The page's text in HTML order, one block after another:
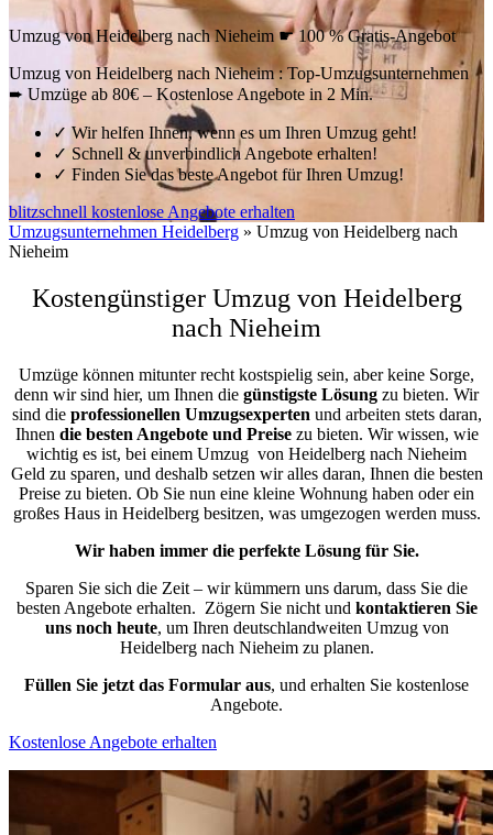
Umzug von Heidelberg nach Nieheim ☛ 100 % Gratis-Angebot
Umzug von Heidelberg nach Nieheim : Top-Umzugsunternehmen
➨ Umzüge ab 80€ – Kostenlose Angebote in 2 Min.
✓ Wir helfen Ihnen, wenn es um Ihren Umzug geht!
✓Schnell & unverbindlich Angebote erhalten!
✓ Finden Sie das beste Angebot für Ihren Umzug!
blitzschnell kostenlose Angebote erhalten
Umzugsunternehmen Heidelberg » Umzug von Heidelberg nach
Nieheim
Kostengünstiger Umzug von Heidelberg
nach Nieheim
Umzüge können mitunter recht kostspielig sein, aber keine Sorge,
denn wir sind hier, um Ihnen die günstigste Lösung zu bieten. Wir
sind die professionellen Umzugsexperten und arbeiten stets daran,
Ihnen die besten Angebote und Preisezu bieten. Wir wissen, wie
wichtig es ist, bei einem Umzug von Heidelberg nach Nieheim
Geld zu sparen, und deshalb setzen wir alles daran, Ihnen die besten
Preise zu bieten. Ob Sie nun eine kleine Wohnung haben oder ein
großes Haus in Heidelberg besitzen, was umgezogen werden muss.
Wir haben immer die perfekte Lösung für Sie.
Sparen Sie sich die Zeit – wir kümmern uns darum, dass Sie die
besten Angebote erhalten. Zögern Sie nicht und kontaktieren Sie
uns noch heute, um Ihren deutschlandweiten Umzug von
Heidelberg nach Nieheim zu planen.
Füllen Sie jetzt das Formular aus, und erhalten Sie kostenlose
Angebote.
Kostenlose Angebote erhalten